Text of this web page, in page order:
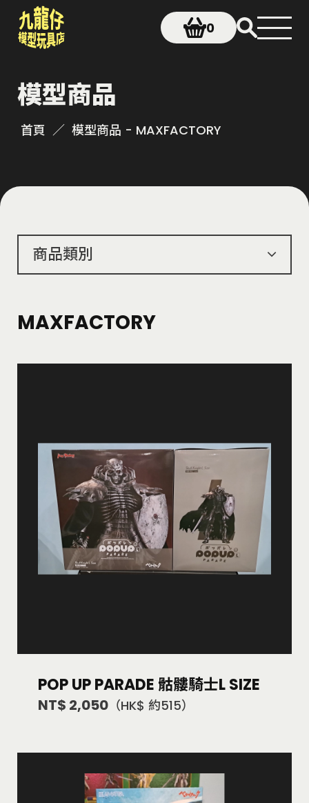
0
模型商品
首頁 模型商品 - MAXFACTORY
商品類別
MAXFACTORY
POP UP PARADE 骷髏騎士L SIZE
NT$ 2,050 （HK$ 約515）